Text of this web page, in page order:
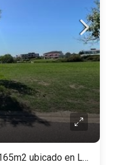
Terreno / Lote en venta de 1165m2 ubicado en La Reserva Cardales